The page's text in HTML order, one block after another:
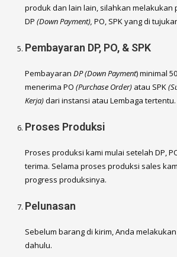
produk dan lain lain, silahkan melakukan
DP(Down Payment), PO, SPK yang di
Pembayaran DP, PO, & SPK
PembayaranDP (Down Payment) minimal
menerima PO(Purchase Order) atau SPK
Kerja)dari instansi atau Lembaga tertentu.
Proses Produksi
Proses produksi kami mulai setelah DP,
terima. Selama proses produksi sales
progress produksinya.
Pelunasan
Sebelum barang di kirim, Anda
dahulu.